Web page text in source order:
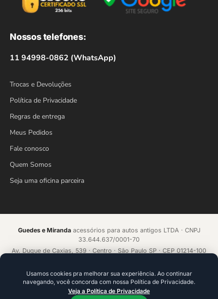
Nossos telefones:
11 94998-0862 (WhatsApp)
Trocas e Devoluções
Política de Privacidade
Regras de entrega
Meus Pedidos
Fale conosco
Quem Somos
Seja uma oficina parceira
Guedes e Mirandaacessórios para autos antigos LTDA · CNPJ
33.644.637/0001-70
Av. Duque de Caxias, 539 · Centro · São Paulo SP · CEP 01214-100
Acelerado porecommerce.CAMP
Plataforma de alta conversão com IA que aprende a cada venda.
Usamos cookies pra melhorar sua experiência. Ao continuar
navegando, você concorda com nossa Política de Privacidade.
Veja a Política de Privacidade